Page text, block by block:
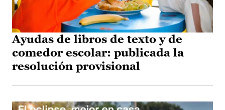
Ayudas de libros de texto y de
comedor escolar: publicada la
resolución provisional